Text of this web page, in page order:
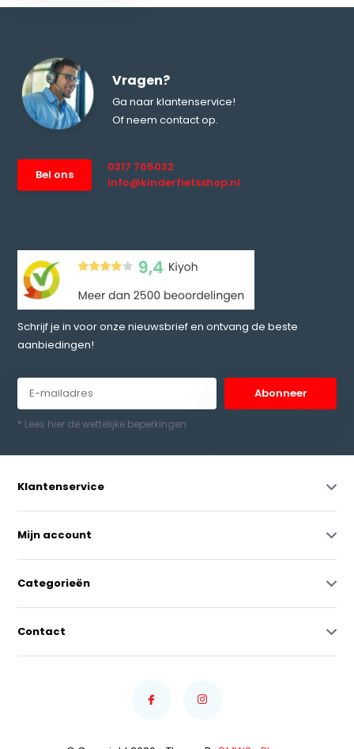
Vragen?
Ga naar klantenservice!
Of neem contact op.
Bel ons
0317 765032
info@kinderfietsshop.nl
Schrijf je in voor onze nieuwsbrief en ontvang de beste
aanbiedingen!
Abonneer
* Lees hier de wettelijke beperkingen
Klantenservice
Mijn account
Categorieën
Contact